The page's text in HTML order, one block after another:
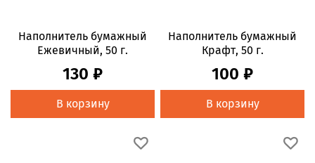
Наполнитель бумажный
Ежевичный, 50 г.
130 ₽
В корзину
Наполнитель бумажный
Крафт, 50 г.
100 ₽
В корзину